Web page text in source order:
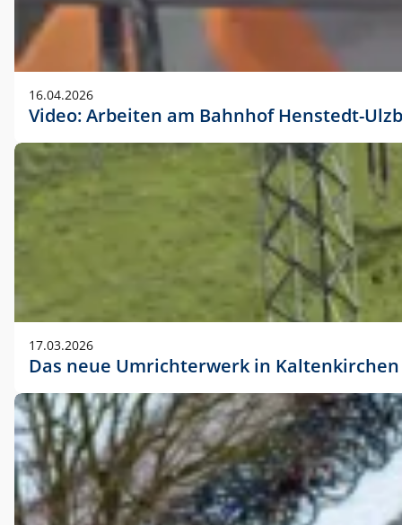
16.04.2026
Video: Arbeiten am Bahnhof Henstedt-
17.03.2026
Das neue Umrichterwerk in Kaltenkirchen